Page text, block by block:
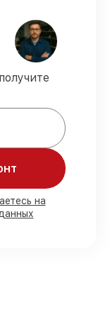
– все
сервисной
присутствии
к
остальные
и
на